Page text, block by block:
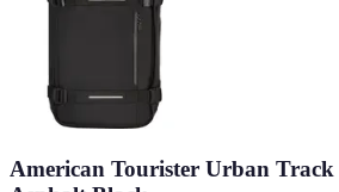
American Tourister Urban